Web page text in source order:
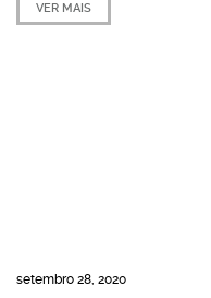
VER MAIS
setembro 28, 2020